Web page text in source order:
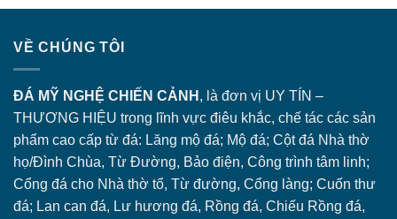
VỀ CHÚNG TÔI
ĐÁ MỸ NGHỆ CHIẾN CẢNH , là đơn vị UY TÍN –
THƯƠNG HIỆU trong lĩnh vực điêu khắc, chế tác các sản
phẩm cao cấp từ đá: Lăng mộ đá; Mộ đá; Cột đá Nhà thờ
họ/Đình Chùa, Từ Đường, Bảo điện, Công trình tâm linh;
Cổng đá cho Nhà thờ tổ, Từ đường, Cổng làng; Cuốn thư
đá; Lan can đá, Lư hương đá, Rồng đá, Chiếu Rồng đá,